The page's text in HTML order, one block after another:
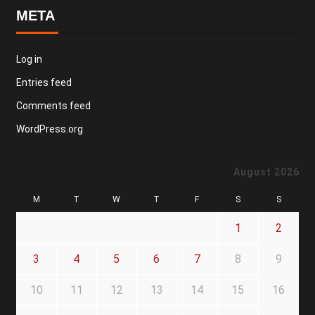
META
Log in
Entries feed
Comments feed
WordPress.org
August 2026
M T W T F S S
1 2
3 4 5 6 7 8 9
10 11 12 13 14 15 16